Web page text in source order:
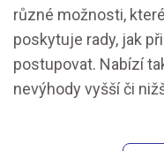
různé možnosti,
poskytuje rady, jak
postupovat. Nabízí
nevýhody vyšší či